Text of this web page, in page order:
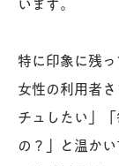
います。
特に印象に残
女性の利用者
チュしたい」
の？」と温か